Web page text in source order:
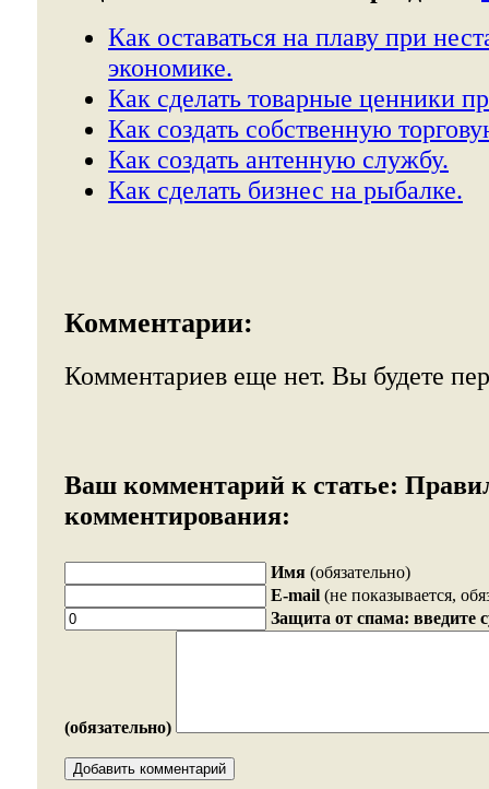
Как оставаться на плаву при
экономике.
Как сделать товарные ценники
Как создать собственную
Как создать антенную службу.
Как сделать бизнес на рыбалке.
Комментарии:
Комментариев еще нет. Вы будете
Ваш комментарий к статье:
комментирования:
Имя (обязательно)
E-mail (не показывается,
Защита от спама: введите
(обязательно)